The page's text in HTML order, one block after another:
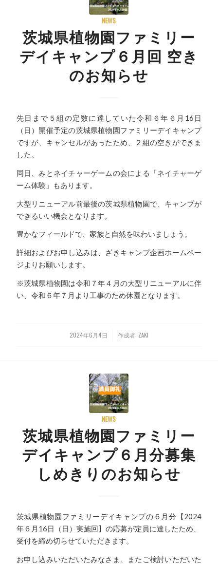
NEWS
茨城県植物園ファミリー
デイキャンプ６月回 空き
のお知らせ
先日まで５組の定数に達していた令和６年６月16日
（日）開催予定の茨城県植物園ファミリーデイキャンプ
ですが、キャンセルがあったため、２組の空きができま
した。
同日、みとネイチャーゲームの会による「ネイチャーゲ
ーム体験」もあります。
大型リニューアル前最後の茨城県植物園で、キャンプが
できるいい機会となります。
豊かなフィールドで、家族と自然を味わいましょう。
詳細およびお申し込みは、ざきキャンプ企画ホームペー
ジよりお願いします。
※茨城県植物園は令和７年４月の大型リニューアルに伴
い、令和６年７月より工事のため休園となります。
2024年6月4日
/ 作成者: ZAKI
NEWS
茨城県植物園ファミリー
デイキャンプ６月分募集
しめきりのお知らせ
茨城県植物園ファミリーデイキャンプの６月分【2024
年６月16日（日）実施回】の応募が定員に達したため、
受付を締め切らせていただきます。
お申し込みいただいたみなさま、またご検討いただいた